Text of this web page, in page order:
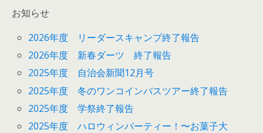
お知らせ
2026年度 リーダースキャンプ終了報告
2026年度 新春ダーツ 終了報告
2025年度 自治会新聞12月号
2025年度 冬のワンコインバスツアー終了報告
2025年度 学祭終了報告
2025年度 ハロウィンパーティー！〜お菓子大